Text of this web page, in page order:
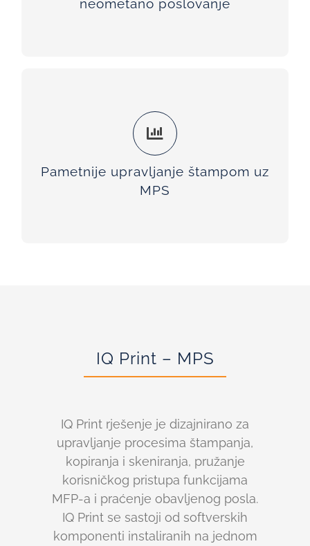
neometano poslovanje
Pametnije upravljanje štampom uz
MPS
optimizacijom postaje sve veća. Naš MPS servis
omogućava konsolidaciju ispisne infrastrukture i
resursa, jer više ne znači uvijek i bolje.
IQ Print – MPS
IQ Print rješenje je dizajnirano za
upravljanje procesima štampanja,
kopiranja i skeniranja, pružanje
korisničkog pristupa funkcijama
MFP-a i praćenje obavljenog posla.
IQ Print se sastoji od softverskih
komponenti instaliranih na jednom